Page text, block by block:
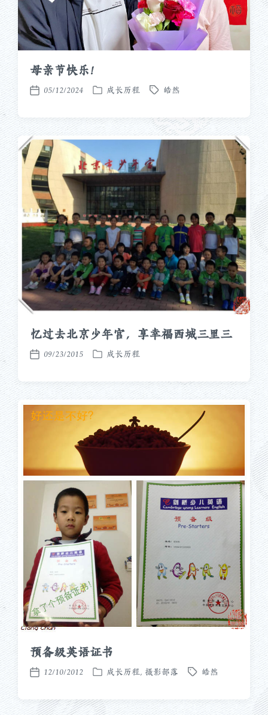
母亲节快乐！
发
日
期
05/12/2024
发
于
成长历程
标
皓然
忆过去北京少年宫，享幸福西城三里三
发
日
期
09/23/2015
发
于
成长历程
预备级英语证书
发
日
12/10/2012
发
于
成长历程, 摄影部落
标
皓然